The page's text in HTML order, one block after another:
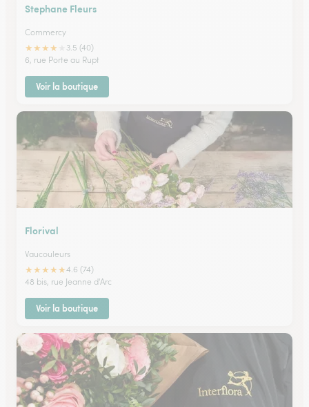
Stephane Fleurs
Commercy
★★★★
3.5 (40)
6, rue Porte au Rupt
Voir la boutique
Florival
Vaucouleurs
★★★★★4.6 (74)
48 bis, rue Jeanne d'Arc
Voir la boutique